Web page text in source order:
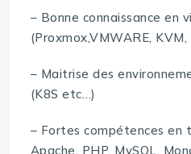
– Bonne connaissance en
(Proxmox,VMWARE,
– Maitrise des
(K8S etc…)
– Fortes compétences en
Apache, PHP, MySQL,